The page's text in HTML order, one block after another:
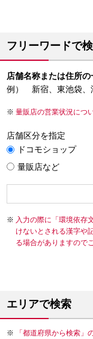
フリーワードで
店舗名称または住所
例） 新宿、東池袋、
量販店の営業状況につ
店舗区分を指定
ドコモショップ
量販店など
入力の際に「環境依存
けないとされる漢字や
る場合がありますので
エリアで検索
「都道府県から検索